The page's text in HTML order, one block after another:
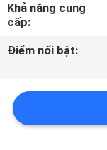
KIỂM
SOÁT
LƯỢNG
Khả năng cung
cấp:
Điểm nổi bật: